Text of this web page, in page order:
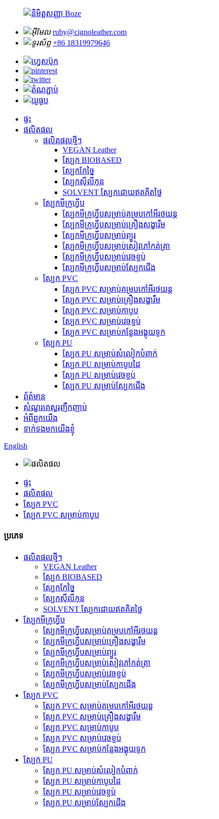
ruby@cignoleather.com
+86 18319979646
ផ្ទះ
ផលិតផល
ផលិតផលថ្មី។
VEGAN Leather
ស្បែក BIOBASED
ស្បែកកែច្នៃ
ស្បែកស៊ីលីកុន
SOLVENT ស្បែកដោយឥតគិតថ្លៃ
ស្បែកមីក្រូហ្វីប
ស្បែកមីក្រូហ្វីបសម្រាប់គម្របកៅអីរថយន្ត
ស្បែកមីក្រូហ្វីបសម្រាប់គ្រឿងសង្ហារឹម
ស្បែកមីក្រូហ្វីបសម្រាប់ព្យួរ
ស្បែកមីក្រូហ្វីបសម្រាប់សៀវភៅកត់ត្រា
ស្បែកមីក្រូហ្វីបសម្រាប់វេចខ្ចប់
ស្បែកមីក្រូហ្វីបសម្រាប់ស្បែកជើង
ស្បែក PVC
ស្បែក PVC សម្រាប់គម្របកៅអីរថយន្ត
ស្បែក PVC សម្រាប់គ្រឿងសង្ហារឹម
ស្បែក PVC សម្រាប់កាបូប
ស្បែក PVC សម្រាប់វេចខ្ចប់
ស្បែក PVC សម្រាប់កន្លែងអង្គុយទូក
ស្បែក PU
ស្បែក PU សម្រាប់សំលៀកបំពាក់
ស្បែក PU សម្រាប់កាបូបដៃ
ស្បែក PU សម្រាប់វេចខ្ចប់
ស្បែក PU សម្រាប់ស្បែកជើង
ព័ត៌មាន
សំណួរគេសួរញឹកញាប់
អំពីពួកយើង
ទាក់ទងមកយើងខ្ញុំ
English
ផ្ទះ
ផលិតផល
ស្បែក PVC
ស្បែក PVC សម្រាប់កាបូប
ប្រភេទ
ផលិតផលថ្មី។
VEGAN Leather
ស្បែក BIOBASED
ស្បែកកែច្នៃ
ស្បែកស៊ីលីកុន
SOLVENT ស្បែកដោយឥតគិតថ្លៃ
ស្បែកមីក្រូហ្វីប
ស្បែកមីក្រូហ្វីបសម្រាប់គម្របកៅអីរថយន្ត
ស្បែកមីក្រូហ្វីបសម្រាប់គ្រឿងសង្ហារឹម
ស្បែកមីក្រូហ្វីបសម្រាប់ព្យួរ
ស្បែកមីក្រូហ្វីបសម្រាប់សៀវភៅកត់ត្រា
ស្បែកមីក្រូហ្វីបសម្រាប់វេចខ្ចប់
ស្បែកមីក្រូហ្វីបសម្រាប់ស្បែកជើង
ស្បែក PVC
ស្បែក PVC សម្រាប់គម្របកៅអីរថយន្ត
ស្បែក PVC សម្រាប់គ្រឿងសង្ហារឹម
ស្បែក PVC សម្រាប់កាបូប
ស្បែក PVC សម្រាប់វេចខ្ចប់
ស្បែក PVC សម្រាប់កន្លែងអង្គុយទូក
ស្បែក PU
ស្បែក PU សម្រាប់សំលៀកបំពាក់
ស្បែក PU សម្រាប់កាបូបដៃ
ស្បែក PU សម្រាប់វេចខ្ចប់
ស្បែក PU សម្រាប់ស្បែកជើង